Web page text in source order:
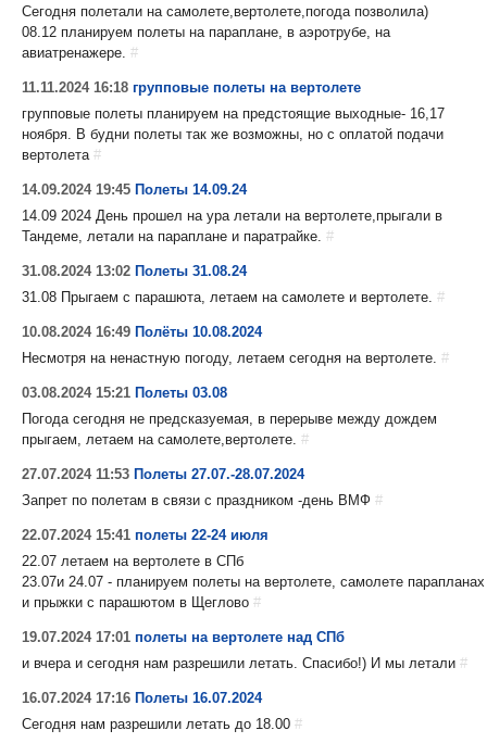
Сегодня полетали на самолете,вертолете,погода позволила)
08.12 планируем полеты на параплане, в аэротрубе, на
авиатренажере. #
11.11.2024 16:18 групповые полеты на вертолете
групповые полеты планируем на предстоящие выходные- 16,17
ноября. В будни полеты так же возможны, но с оплатой подачи
вертолета #
14.09.2024 19:45 Полеты 14.09.24
14.09 2024 День прошел на ура летали на вертолете,прыгали в
Тандеме, летали на параплане и паратрайке. #
31.08.2024 13:02 Полеты 31.08.24
31.08 Прыгаем с парашюта, летаем на самолете и вертолете. #
10.08.2024 16:49 Полёты 10.08.2024
Несмотря на ненастную погоду, летаем сегодня на вертолете. #
03.08.2024 15:21 Полеты 03.08
Погода сегодня не предсказуемая, в перерыве между дождем
прыгаем, летаем на самолете,вертолете. #
27.07.2024 11:53 Полеты 27.07.-28.07.2024
Запрет по полетам в связи с праздником -день ВМФ #
22.07.2024 15:41 полеты 22-24 июля
22.07 летаем на вертолете в СПб
23.07и 24.07 - планируем полеты на вертолете, самолете парапланах
и прыжки с парашютом в Щеглово #
19.07.2024 17:01 полеты на вертолете над СПб
и вчера и сегодня нам разрешили летать. Спасибо!) И мы летали #
16.07.2024 17:16 Полеты 16.07.2024
Сегодня нам разрешили летать до 18.00 #